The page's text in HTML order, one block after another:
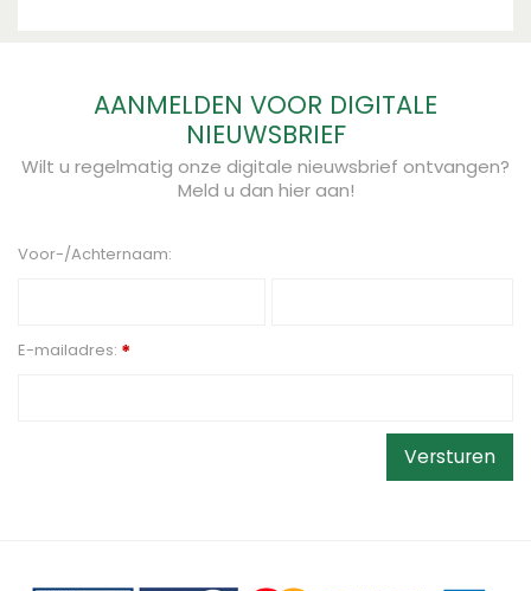
AANMELDEN VOOR DIGITALE
NIEUWSBRIEF
Wilt u regelmatig onze digitale nieuwsbrief ontvangen?
Meld u dan hier aan!
Voor-/Achternaam:
E-mailadres: *